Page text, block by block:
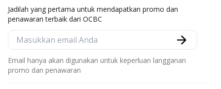
Jadilah yang pertama untuk mendapatkan promo dan
penawaran terbaik dari OCBC
Email hanya akan digunakan untuk keperluan langganan
promo dan penawaran